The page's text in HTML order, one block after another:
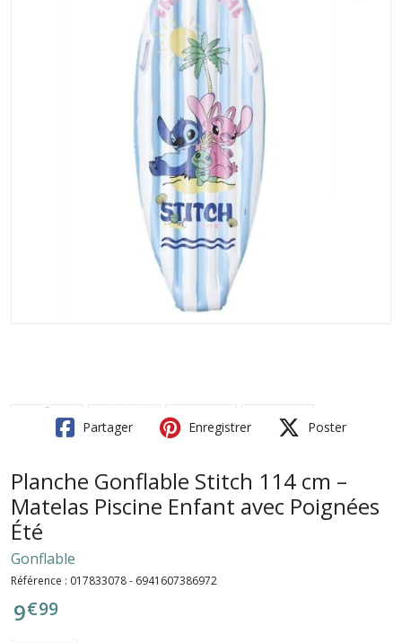
Partager Enregistrer Poster
Planche Gonflable Stitch 114 cm –
Matelas Piscine Enfant avec Poignées
Été
Gonflable
Référence : 017833078 - 6941607386972
9€99